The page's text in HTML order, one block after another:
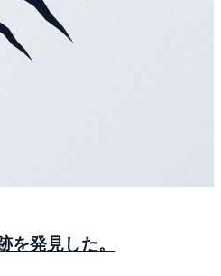
発見した。